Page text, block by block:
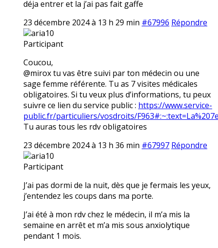
déja entrer et la j’ai pas fait gaffe
23 décembre 2024 à 13 h 29 min #67996 Répondre
aria10
Participant
Coucou,
@mirox tu vas être suivi par ton médecin ou une
sage femme référente. Tu as 7 visites médicales
obligatoires. Si tu veux plus d’informations, tu peux
suivre ce lien du service public : https://www.service-
public.fr/particuliers/vosdroits/
Tu auras tous les rdv obligatoires
23 décembre 2024 à 13 h 36 min #67997 Répondre
aria10
Participant
J’ai pas dormi de la nuit, dès que je fermais les yeux,
j’entendez les coups dans ma porte.
J’ai été à mon rdv chez le médecin, il m’a mis la
semaine en arrêt et m’a mis sous anxiolytique
pendant 1 mois.